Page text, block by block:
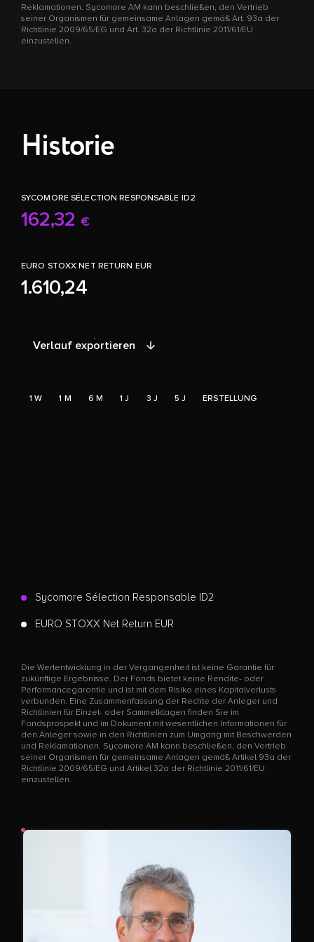
Reklamationen. Sycomore AM kann beschließen, den Vertrieb
seiner Organismen für gemeinsame Anlagen gemäß Art. 93a der
Richtlinie 2009/65/EG und Art. 32a der Richtlinie 2011/61/EU
einzustellen.
Historie
SYCOMORE SÉLECTION RESPONSABLE ID2
162,32 €
EURO STOXX NET RETURN EUR
1.610,24
Verlauf exportieren
1 W 1 M 6 M 1 J 3 J 5 J ERSTELLUNG
Sycomore Sélection Responsable ID2
EURO STOXX Net Return EUR
Die Wertentwicklung in der Vergangenheit ist keine Garantie für
zukünftige Ergebnisse. Der Fonds bietet keine Rendite- oder
Performancegarantie und ist mit dem Risiko eines Kapitalverlusts
verbunden. Eine Zusammenfassung der Rechte der Anleger und
Richtlinien für Einzel- oder Sammelklagen finden Sie im
Fondsprospekt und im Dokument mit wesentlichen Informationen für
den Anleger sowie in den Richtlinien zum Umgang mit Beschwerden
und Reklamationen. Sycomore AM kann beschließen, den Vertrieb
seiner Organismen für gemeinsame Anlagen gemäß Artikel 93a der
Richtlinie 2009/65/EG und Artikel 32a der Richtlinie 2011/61/EU
einzustellen.